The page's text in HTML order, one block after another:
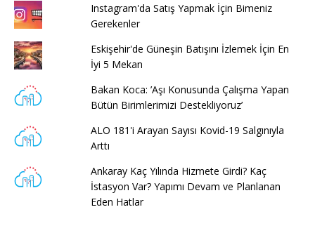
Instagram'da Satış Yapmak İçin Bimeniz
Gerekenler
Eskişehir'de Güneşin Batışını İzlemek İçin En
İyi 5 Mekan
Bakan Koca: ’Aşı Konusunda Çalışma Yapan
Bütün Birimlerimizi Destekliyoruz’
ALO 181'i Arayan Sayısı Kovid-19 Salgınıyla
Arttı
Ankaray Kaç Yılında Hizmete Girdi? Kaç
İstasyon Var? Yapımı Devam ve Planlanan
Eden Hatlar